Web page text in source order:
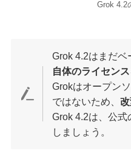
Grok 4.2
Grok 4.2はまだベ
自体のライセンス
Grokはオープン
ではないため、
Grok 4.2は、公式
しましょう。